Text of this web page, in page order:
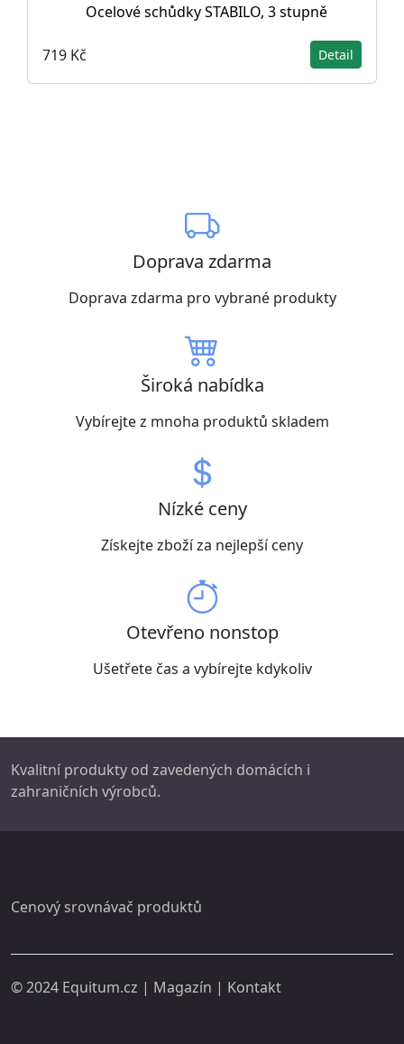
Ocelové schůdky STABILO, 3 stupně
719 Kč Detail
Doprava zdarma
Doprava zdarma pro vybrané produkty
Široká nabídka
Vybírejte z mnoha produktů skladem
Nízké ceny
Získejte zboží za nejlepší ceny
Otevřeno nonstop
Ušetřete čas a vybírejte kdykoliv
Kvalitní produkty od zavedených domácích i
zahraničních výrobců.
Cenový srovnávač produktů
© 2024 Equitum.cz | Magazín | Kontakt